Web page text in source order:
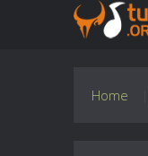
Home